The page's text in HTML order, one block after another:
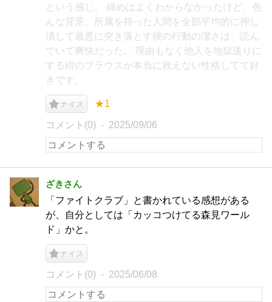
という感じ。 締めはよくわからなかったけど、色
んな背景、所属を持った人間を全部平均的に押し
潰して最悪に突き落とす彼の行動の潔さは、読ん
でいて爽快だった。 理由もなく他人を地獄送りに
する紺のブラウスが本当に救えない性格してて好
きです。
ナイス ★1
コメント(0) 2025/09/06
ざきさん
「ファイトクラブ」と書かれている感想がある
が、自分としては「カッコつけてる森見ワール
ド」かと。
ナイス
コメント(0) 2025/06/08